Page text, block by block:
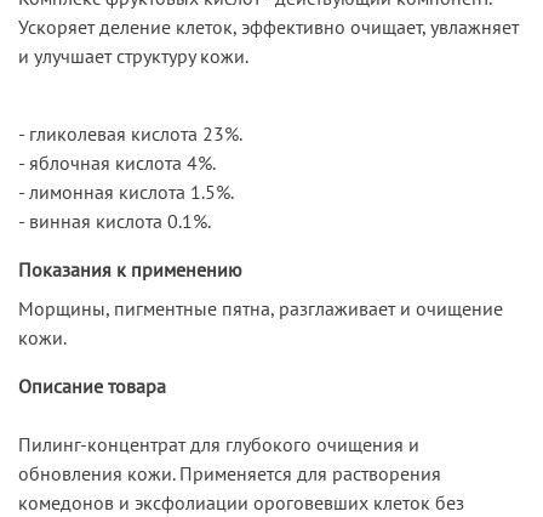
Ускоряет деление клеток, эффективно очищает, увлажняет
и улучшает структуру кожи.
- гликолевая кислота 23%.
- яблочная кислота 4%.
- лимонная кислота 1.5%.
- винная кислота 0.1%.
Показания к применению
Морщины, пигментные пятна, разглаживает и очищение
кожи.
Описание товара
Пилинг-концентрат для глубокого очищения и
обновления кожи. Применяется для растворения
комедонов и эксфолиации ороговевших клеток без